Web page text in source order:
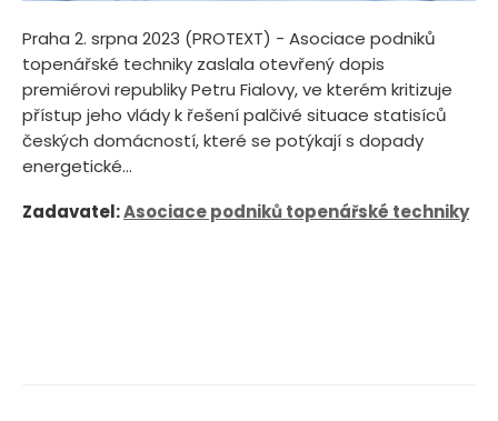
Praha 2. srpna 2023 (PROTEXT) - Asociace podniků
topenářské techniky zaslala otevřený dopis
premiérovi republiky Petru Fialovy, ve kterém kritizuje
přístup jeho vlády k řešení palčivé situace statisíců
českých domácností, které se potýkají s dopady
energetické...
Zadavatel:Asociace podniků topenářské techniky